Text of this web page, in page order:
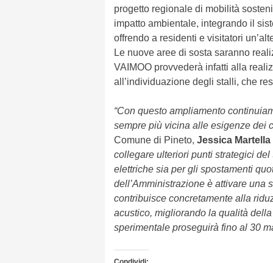
progetto regionale di mobilità
impatto ambientale, integrando il
offrendo a residenti e visitatori
Le nuove aree di sosta saranno
VAIMOO provvederà infatti alla
all’individuazione degli stalli, che
“Con questo ampliamento
sempre più vicina alle esigenze dei
Comune di Pineto, Jessica Martella
collegare ulteriori punti strategici
elettriche sia per gli spostamenti
dell’Amministrazione è attivare una
contribuisce concretamente alla
acustico, migliorando la qualità
sperimentale proseguirà fino al 30